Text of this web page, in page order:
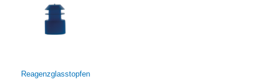
Reagenzglasstopfen